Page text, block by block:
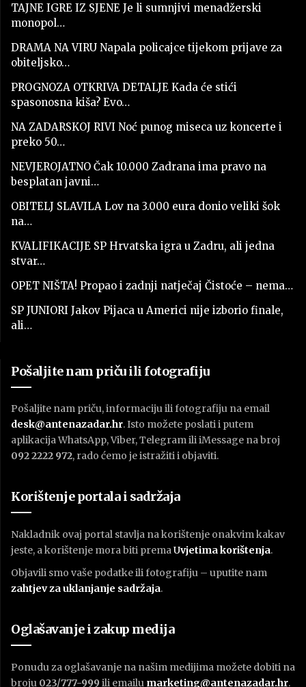
TAJNE IGRE IZ SJENE Je li sumnjivi menadžerski
monopol…
DRAMA NA VIRU Napala policajce tijekom prijave za
obiteljsko…
PROGNOZA OTKRIVA DETALJE Kada će stići
spasonosna kiša? Evo…
NA ZADARSKOJ RIVI Noć punog miseca uz koncerte i
preko 50…
NEVJEROJATNO Čak 10.000 Zadrana ima pravo na
besplatan javni…
OBITELJ SLAVILA Lov na 3.000 eura donio veliki šok
na…
KVALIFIKACIJE SP Hrvatska igra u Zadru, ali jedna
stvar…
OPET NIŠTA! Propao i zadnji natječaj Čistoće – nema…
SP JUNIORI Jakov Pijaca u Americi nije izborio finale,
ali…
Pošaljite nam priču ili fotografiju
Pošaljite nam priču, informaciju ili fotografiju na email
desk@antenazadar.hr. Isto možete poslati i putem
aplikacija WhatsApp, Viber, Telegram ili iMessage na broj
092 2222 972, rado ćemo je istražiti i objaviti.
Korištenje portala i sadržaja
Nakladnik ovaj portal stavlja na korištenje onakvim kakav
jeste, a korištenje mora biti premaUvjetima korištenja.
Objavili smo vaše podatke ili fotografiju – uputite nam
zahtjev za uklanjanje sadržaja.
Oglašavanje i zakup medija
Ponudu za oglašavanje na našim medijima možete dobiti na
broju 023/777-999 ili emailu marketing@antenazadar.hr.